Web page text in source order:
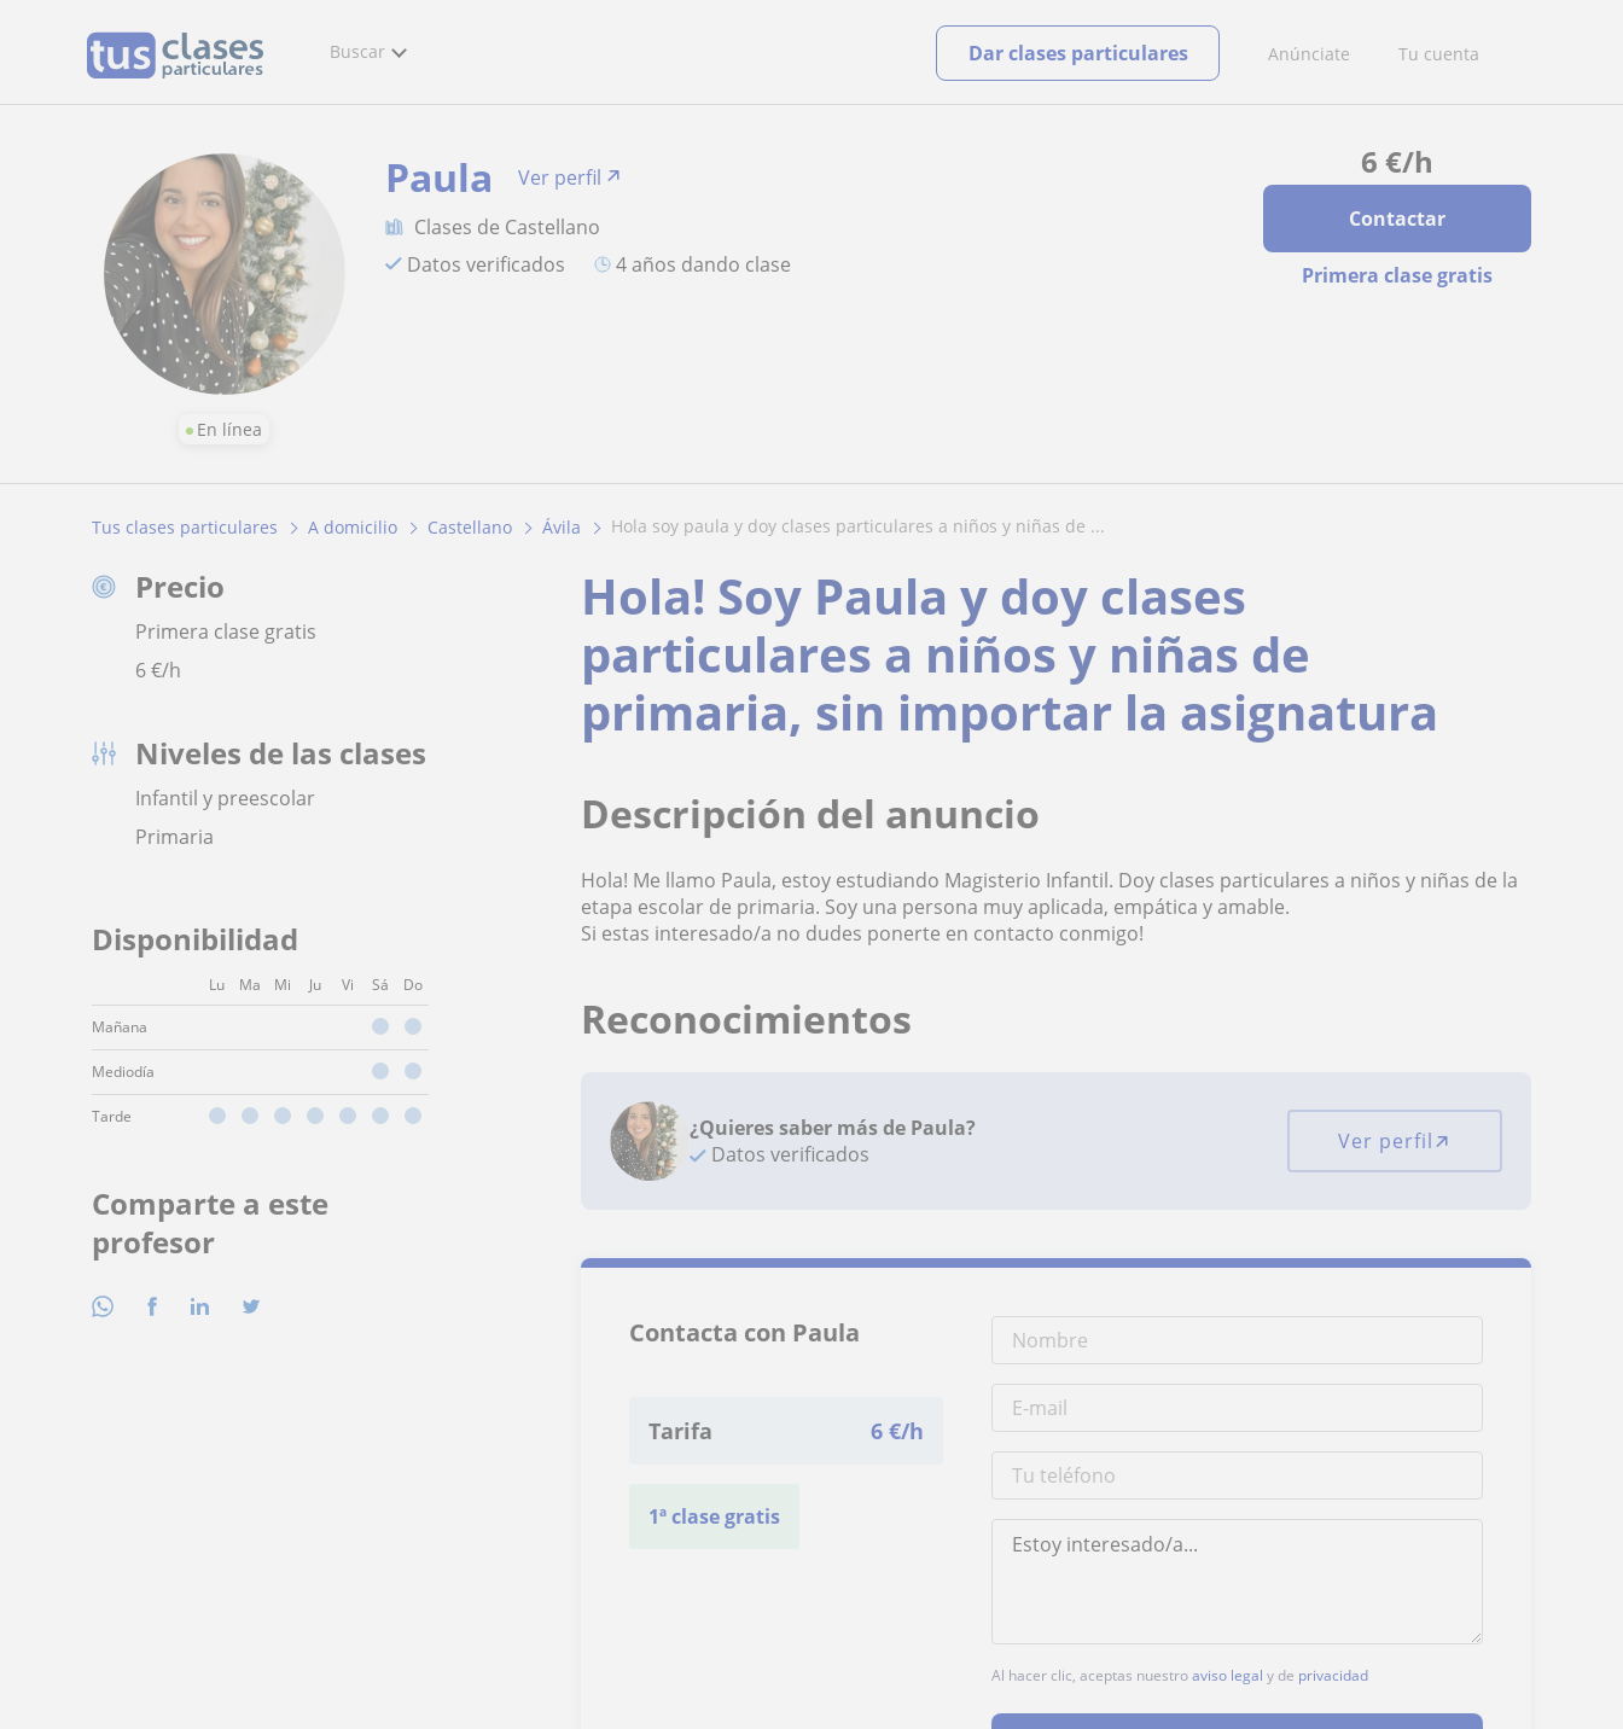
Buscar Anúnciate Tu cuenta
Dar clases particulares
En línea
6 €/h
Contactar
Primera clase gratis
Paula
Ver perfil
Clases de Castellano
Datos verificados
4 años dando clase
Tus clases particulares A domicilio Castellano Ávila hola soy paula y doy clases particulares a niños y niñas de ...
Precio
Primera clase gratis
6€/h
Niveles de las clases
Infantil y preescolar
Primaria
Disponibilidad
Lu Ma Mi Ju Vi Sá Do
Mañana
Mediodía
Tarde
Comparte a este
profesor
Hola! Soy Paula y doy clases
particulares a niños y niñas de
primaria, sin importar la asignatura
Descripción del anuncio
Hola! Me llamo Paula, estoy estudiando Magisterio Infantil. Doy clases particulares a niños y niñas de la
etapa escolar de primaria. Soy una persona muy aplicada, empática y amable.
Si estas interesado/a no dudes ponerte en contacto conmigo!
Reconocimientos
¿Quieres saber más de Paula?
Datos verificados
Ver perfil
Contacta con Paula
Tarifa 6 €/h
1ª clase gratis
Al hacer clic, aceptas nuestroaviso legal y de privacidad